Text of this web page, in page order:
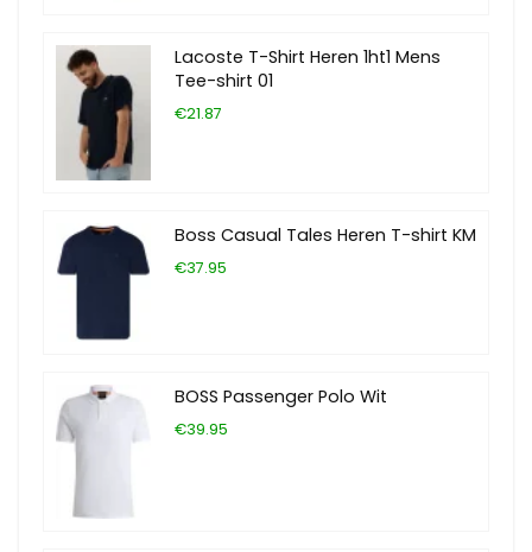
Lacoste T-Shirt Heren 1ht1 Mens
Tee-shirt 01
€21.87
Boss Casual Tales Heren T-shirt KM
€37.95
BOSS Passenger Polo Wit
€39.95